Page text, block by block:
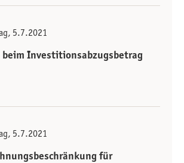
5.7.2021
beim Investitionsabzugsbetrag
5.7.2021
für